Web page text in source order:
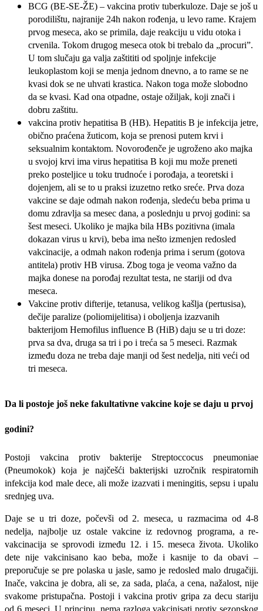
BCG (BE-SE-ŽE) – vakcina protiv tuberkuloze. Daje se još u
porodilištu, najranije 24h nakon rođenja, u levo rame. Krajem
prvog meseca, ako se primila, daje reakciju u vidu otoka i
crvenila. Tokom drugog meseca otok bi trebalo da „procuri”.
U tom slučaju ga valja zaštititi od spoljnje infekcije
leukoplastom koji se menja jed­nom dnevno, a to rame se ne
kvasi dok se ne uhvati krastica. Nakon toga može slo­bodno
da se kvasi. Kad ona otpadne, ostaje ožiljak, koji znači i
dobru zaštitu.
vakcina protiv hepatitisa B (HB). Hepatitis B je infekcija jetre,
obično praćena žuticom, koja se prenosi putem krvi i
seksualnim kontaktom. Novorođenče je ugroženo ako majka
u svojoj krvi ima virus hepatitisa B koji mu može preneti
preko posteljice u toku trudnoće i porođaja, a teoretski i
dojenjem, ali se to u praksi izuzetno retko sreće. Prva doza
vakcine se daje odmah nakon rođenja, sledeću beba prima u
domu zdravlja sa mesec dana, a poslednju u prvoj godini: sa
šest meseci. Ukoliko je majka bila HBs pozitivna (imala
dokazan virus u krvi), beba ima nešto izmenjen redosled
vakcinacije, a odmah nakon rođenja prima i serum (gotova
antitela) protiv HB virusa. Zbog toga je veoma važno da
majka donese na porođaj rezultat testa, ne stariji od dva
meseca.
Vakcine protiv difterije, tetanusa, velikog kašlja (pertusisa),
dečije para­lize (poliomijelitisa) i oboljenja izazvanih
bakterijom Hemofilus influence B (HiB) daju se u tri doze:
prva sa dva, druga sa tri i po i treća sa 5 meseci. Razmak
između doza ne treba daje manji od šest nedelja, niti veći od
tri meseca.
Da li postoje još neke fakultativne vakcine koje se daju u prvoj
godini?
Postoji vakcina protiv bakterije Streptoccocus pneumoniae
(Pneumokok) koja je najčešći bakterijski uzročnik respiratornih
infekcija kod male dece, ali može izazvati i meningitis, sepsu i upalu
srednjeg uva.
Daje se u tri doze, počevši od 2. meseca, u razmacima od 4-8
nedelja, najbolje uz ostale vakcine iz redovnog programa, a re-
vakcinacija se sprovodi između 12. i 15. meseca života. Ukoliko
dete nije vakcinisano kao beba, može i kasnije to da obavi –
preporučuje se pre polaska u jasle, samo je redosled malo drugačiji.
Inače, vakcina je dobra, ali se, za sada, plaća, a cena, nažalost, nije
svakome pristupačna. Postoji i vakcina protiv gripa za decu stariju
od 6 meseci. U principu, nema razloga vakcinisati protiv sezonskog